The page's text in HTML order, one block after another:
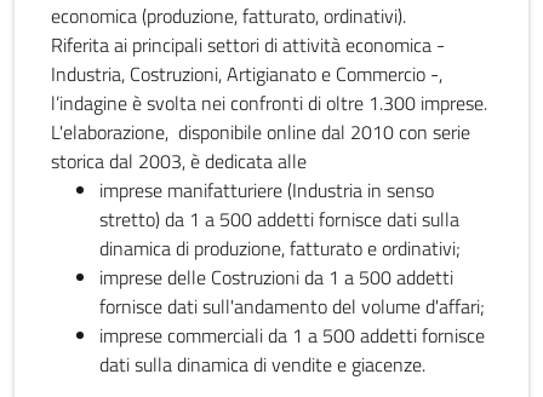
economica (produzione, fatturato, ordinativi).
Riferita ai principali settori di attività economica -
Industria, Costruzioni, Artigianato e Commercio -,
l’indagine è svolta nei confronti di oltre 1.300 imprese.
L'elaborazione, disponibile online dal 2010 con serie
storica dal 2003, è dedicata alle
imprese manifatturiere (Industria in senso
stretto) da 1 a 500 addetti fornisce dati sulla
dinamica di produzione, fatturato e ordinativi;
imprese delle Costruzioni da 1 a 500 addetti
fornisce dati sull'andamento del volume d'affari;
imprese commerciali da 1 a 500 addetti fornisce
dati sulla dinamica di vendite e giacenze.